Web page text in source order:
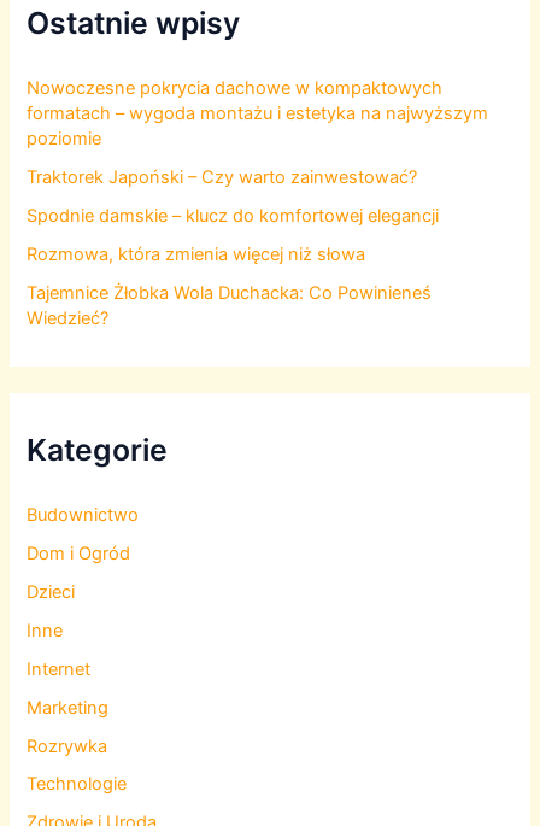
f
o
:
Ostatnie wpisy
Nowoczesne pokrycia dachowe w kompaktowych
formatach – wygoda montażu i estetyka na najwyższym
poziomie
Traktorek Japoński – Czy warto zainwestować?
Spodnie damskie – klucz do komfortowej elegancji
Rozmowa, która zmienia więcej niż słowa
Tajemnice Żłobka Wola Duchacka: Co Powinieneś
Wiedzieć?
Kategorie
Budownictwo
Dom i Ogród
Dzieci
Inne
Internet
Marketing
Rozrywka
Technologie